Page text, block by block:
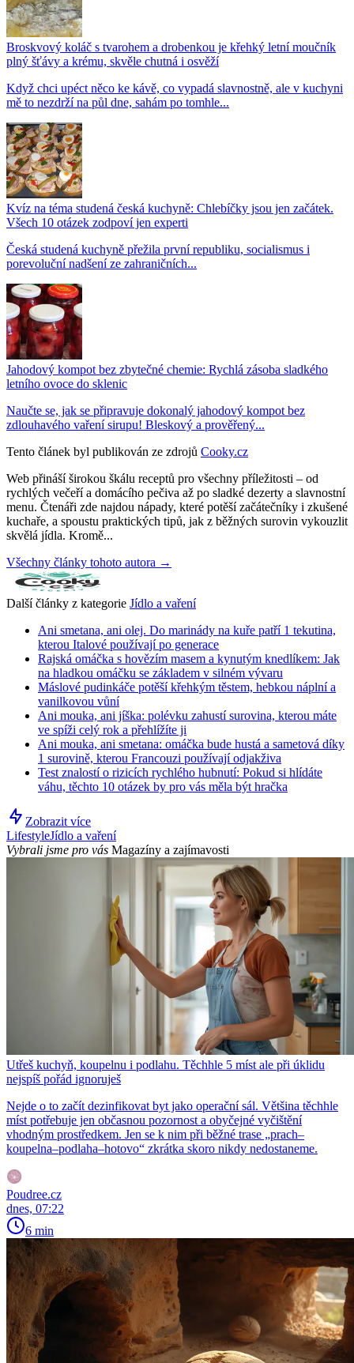
Broskvový koláč s tvarohem a drobenkou je křehký letní moučník
plný šťávy a krému, skvěle chutná i osvěží
Když chci upéct něco ke kávě, co vypadá slavnostně, ale v kuchyni
mě to nezdrží na půl dne, sahám po tomhle...
Kvíz na téma studená česká kuchyně: Chlebíčky jsou jen začátek.
Všech 10 otázek zodpoví jen experti
Česká studená kuchyně přežila první republiku, socialismus i
porevoluční nadšení ze zahraničních...
Jahodový kompot bez zbytečné chemie: Rychlá zásoba sladkého
letního ovoce do sklenic
Naučte se, jak se připravuje dokonalý jahodový kompot bez
zdlouhavého vaření sirupu! Bleskový a prověřený...
Tento článek byl publikován ze zdrojů Cooky.cz
Web přináší širokou škálu receptů pro všechny příležitosti – od
rychlých večeří a domácího pečiva až po sladké dezerty a slavnostní
menu. Čtenáři zde najdou nápady, které potěší začátečníky i zkušené
kuchaře, a spoustu praktických tipů, jak z běžných surovin vykouzlit
skvělá jídla. Kromě...
Všechny články tohoto autora →
Další články z kategorie Jídlo a vaření
Ani smetana, ani olej. Do marinády na kuře patří 1 tekutina,
kterou Italové používají po generace
Rajská omáčka s hovězím masem a kynutým knedlíkem: Jak
na hladkou omáčku se základem v silném vývaru
Máslové pudinkáče potěší křehkým těstem, hebkou náplní a
vanilkovou vůní
Ani mouka, ani jíška: polévku zahustí surovina, kterou máte
ve spíži celý rok a přehlížíte ji
Ani mouka, ani smetana: omáčka bude hustá a sametová díky
1 surovině, kterou Francouzi používají odjakživa
Test znalostí o rizicích rychlého hubnutí: Pokud si hlídáte
váhu, těchto 10 otázek by pro vás měla být hračka
Zobrazit více
LifestyleJídlo a vaření
Vybrali jsme pro vás Magazíny a zajímavosti
Utřeš kuchyň, koupelnu i podlahu. Těchhle 5 míst ale při úklidu
nejspíš pořád ignoruješ
Nejde o to začít dezinfikovat byt jako operační sál. Většina těchhle
míst potřebuje jen občasnou pozornost a obyčejné vyčištění
vhodným prostředkem. Jen se k nim při běžné trase „prach–
koupelna–podlaha–hotovo“ zkrátka skoro nikdy nedostaneme.
Poudree.cz
dnes, 07:22
6 min